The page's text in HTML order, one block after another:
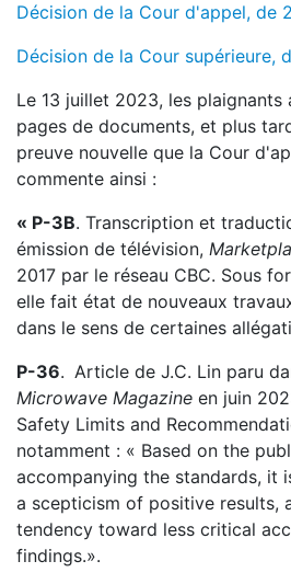
Décision de la Cour d'appel, de
Décision de la Cour supérieure,
Le 13 juillet 2023, les
pages de documents, et plus
preuve nouvelle que la Cour
commente ainsi :
« P-3B. Transcription et
émission de télévision,
2017 par le réseau CBC. Sous
elle fait état de nouveaux
dans le sens de certaines
P-36. Article de J.C. Lin paru
Microwave Magazine en juin
Safety Limits and
notamment : « Based on the
accompanying the standards, it
a scepticism of positive results,
tendency toward less critical
findings.».